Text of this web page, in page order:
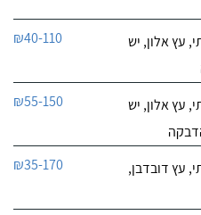
עץ אלון, יש
₪40-110
עץ אלון, יש
₪55-150
עץ דובדבן,
₪35-170